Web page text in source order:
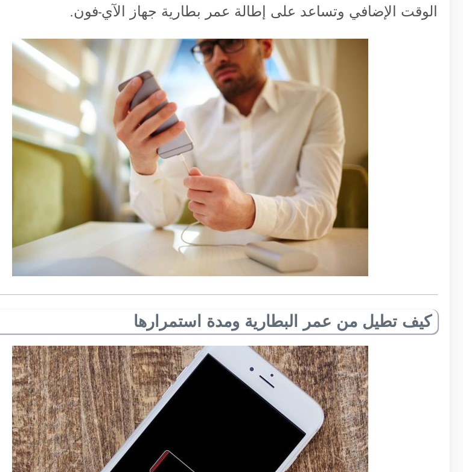
الوقت الإضافي وتساعد على إطالة عمر بطارية جهاز الآي-فون.
كيف تطيل من عمر البطارية ومدة استمرارها